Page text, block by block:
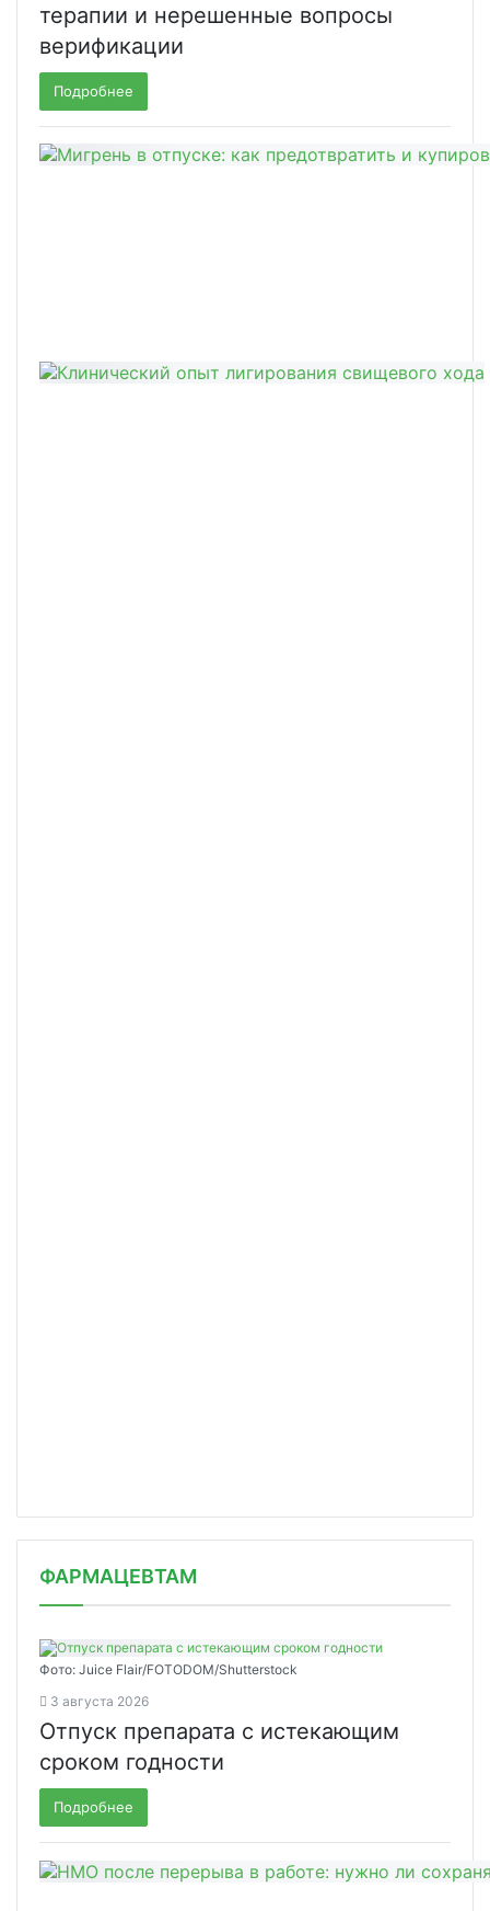
терапии и нерешенные вопросы
верификации
Подробнее
ФАРМАЦЕВТАМ
Фото: Juice Flair/FOTODOM/Shutterstoсk
3 августа 2026
Отпуск препарата с истекающим
сроком годности
Подробнее